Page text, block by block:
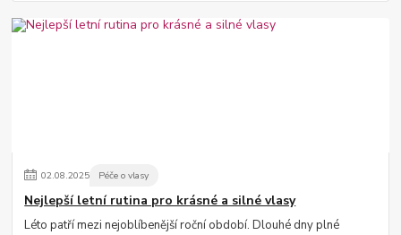
02.08.2025 Péče o vlasy
Nejlepší letní rutina pro krásné a silné vlasy
Léto patří mezi nejoblíbenější roční období. Dlouhé dny plné